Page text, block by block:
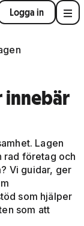
Logga in
innebär
Lagen
rad företag och
Vi guidar, ger
som hjälper
som att